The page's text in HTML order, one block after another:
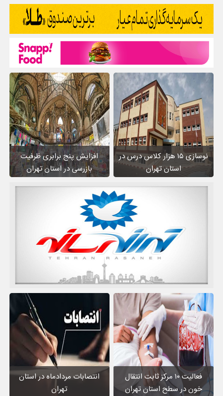
نوسازی ۱۵ هزار کلاس درس در
استان تهران
افزایش پنج برابری ظرفیت
بازرسی در استان تهران
فعالیت ۱۰ مرکز ثابت انتقال
خون در سطح استان تهران
انتصابات مردادماه در استان
تهران